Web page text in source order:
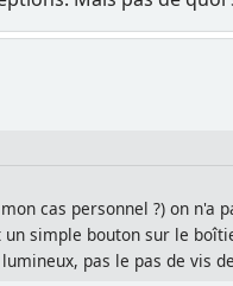
cas personnel ?) on
simple bouton sur le
pas le pas de vis